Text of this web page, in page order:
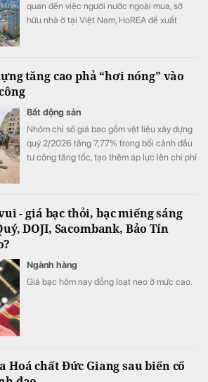
quan đến việc người nước ngoài mua, sở
hữu nhà ở tại Việt Nam, HoREA đề xuất
tăng cao phả “hơi nóng” vào
Bất động sản
Nhóm chỉ số giá bao gồm vật liệu xây dựng
quý 2/2026 tăng 7,77% trong bối cảnh đầu
tư công tăng tốc, tạo thêm áp lực lên chi phí
- giá bạc thỏi, bạc miếng sáng
DOJI, Sacombank, Bảo Tín
Ngành hàng
Giá bạc hôm nay đồng loạt neo ở mức cao.
Hoá chất Đức Giang sau biến cố